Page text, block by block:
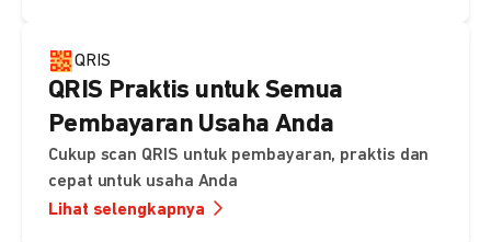
QRIS
QRIS Praktis untuk Semua
Pembayaran Usaha Anda
Cukup scan QRIS untuk pembayaran, praktis dan
cepat untuk usaha Anda
Lihat selengkapnya